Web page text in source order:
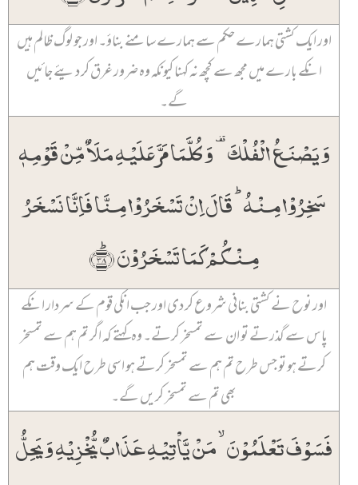
اور ایک کشتی ہمارے حکم سے ہمارے سامنے بناؤ۔ اور جو لوگ ظالم ہیں
انکے بارے میں مجھ سے کچھ نہ کہنا کیونکہ وہ ضرور غرق کر دیئے جائیں
گے۔
وَ یَصۡنَعُ الۡفُلۡکَ ۟ وَ کُلَّمَا مَرَّ عَلَیۡہِ مَلَاٌ مِّنۡ قَوۡمِہٖ
سَخِرُوۡا مِنۡہُ ؕ قَالَ اِنۡ تَسۡخَرُوۡا مِنَّا فَاِنَّا نَسۡخَرُ
مِنۡکُمۡ کَمَا تَسۡخَرُوۡنَ ﴿ؕ۳۸﴾
اور نوح نے کشتی بنانی شروع کر دی اور جب انکی قوم کے سردار انکے
پاس سے گذرتے تو ان سے تمسخر کرتے۔ وہ کہتے کہ اگر تم ہم سے تمسخر
کرتے ہو تو جس طرح تم ہم سے تمسخر کرتے ہو اسی طرح ایک وقت ہم
بھی تم سے تمسخر کریں گے۔
فَسَوۡفَ تَعۡلَمُوۡنَ ۙ مَنۡ یَّاۡتِیۡہِ عَذَابٌ یُّخۡزِیۡہِ وَ یَحِلُّ